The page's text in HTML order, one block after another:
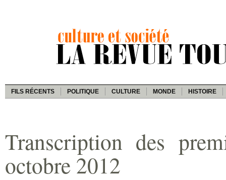
FILS RÉCENTS POLITIQUE CULTURE MONDE HISTOIRE
Transcription des
octobre 2012